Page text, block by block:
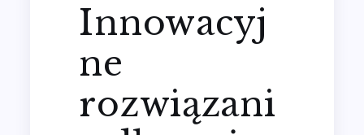
Innowacyj
ne
rozwiązani